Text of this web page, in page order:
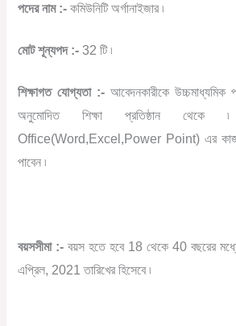
পদের নাম :- কমিউনিটি অর্গানাইজার ৷
মোট শূন্যপদ :- 32 টি ৷
শিক্ষাগত যোগ্যতা :- আবেদনকারীকে
অনুমোদিত শিক্ষা প্রতিষ্ঠান থেকে
Office(Word,Excel,Power Point) এর কাজ
পাবেন ৷
বয়সসীমা :- বয়স হতে হবে 18 থেকে 40 বছরের
এপ্রিল, 2021 তারিখের হিসেবে ৷